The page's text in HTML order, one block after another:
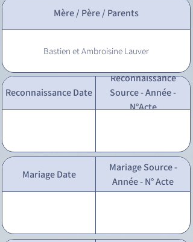
Mère / Père / Parents
Bastien et Ambroisine Lauver
Reconnaissance Date
Reconnaissance
Source - Année -
N°Acte
Mariage Date
Mariage Source -
Année - N° Acte